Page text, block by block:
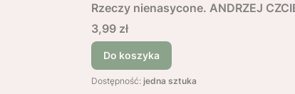
Rzeczy nienasycone. ANDRZEJ
Cena
3,99 zł
Do koszyka
Dostępność: jedna sztuka